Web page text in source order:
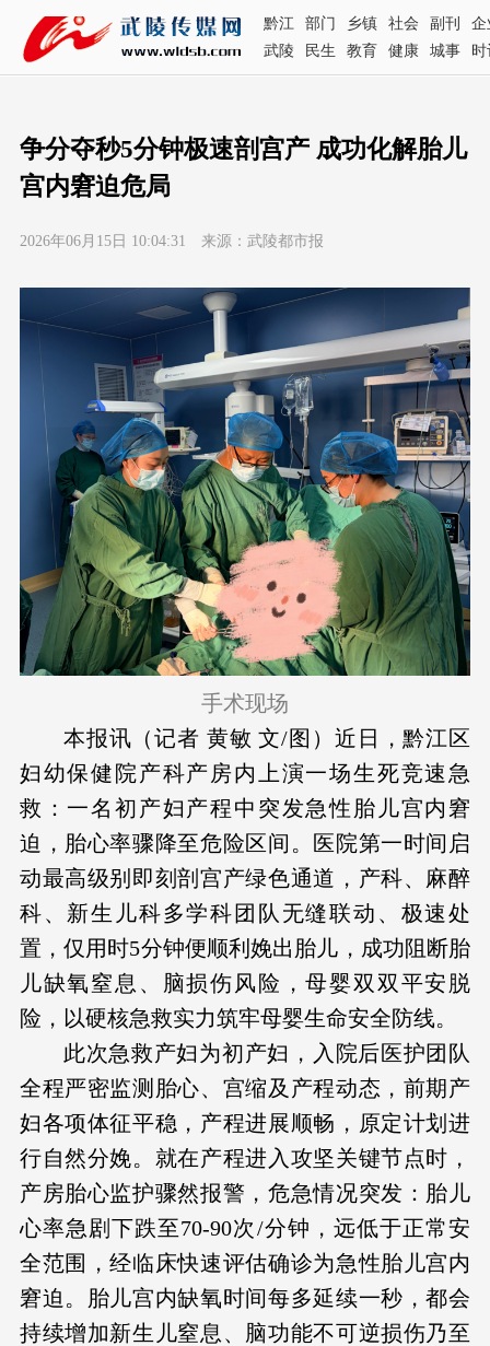
黔江 部门 乡镇 社会 副刊
企
武陵
民生 教育 健康 城事 时
争分夺秒5分钟极速剖宫产 成功化解胎儿
宫内窘迫危局
2026年06月15日 10:04:31 来源：武陵都市报
手术现场
本报讯（记者 黄敏 文/图）近日，黔江区
妇幼保健院产科产房内上演一场生死竞速急
救：一名初产妇产程中突发急性胎儿宫内窘
迫，胎心率骤降至危险区间。医院第一时间启
动最高级别即刻剖宫产绿色通道，产科、麻醉
科、新生儿科多学科团队无缝联动、极速处
置，仅用时5分钟便顺利娩出胎儿，成功阻断胎
儿缺氧窒息、脑损伤风险，母婴双双平安脱
险，以硬核急救实力筑牢母婴生命安全防线。
此次急救产妇为初产妇，入院后医护团队
全程严密监测胎心、宫缩及产程动态，前期产
妇各项体征平稳，产程进展顺畅，原定计划进
行自然分娩。就在产程进入攻坚关键节点时，
产房胎心监护骤然报警，危急情况突发：胎儿
心率急剧下跌至70-90次/分钟，远低于正常安
全范围，经临床快速评估确诊为急性胎儿宫内
窘迫。胎儿宫内缺氧时间每多延续一秒，都会
持续增加新生儿窒息、脑功能不可逆损伤乃至